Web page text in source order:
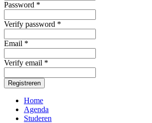
Password *
Verify password *
Email *
Verify email *
Registreren
Home
Agenda
Studeren